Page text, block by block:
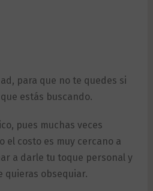
para que no te quedes si
estás buscando.
pues muchas veces
el costo es muy cercano a
a darle tu toque personal y
quieras obsequiar.